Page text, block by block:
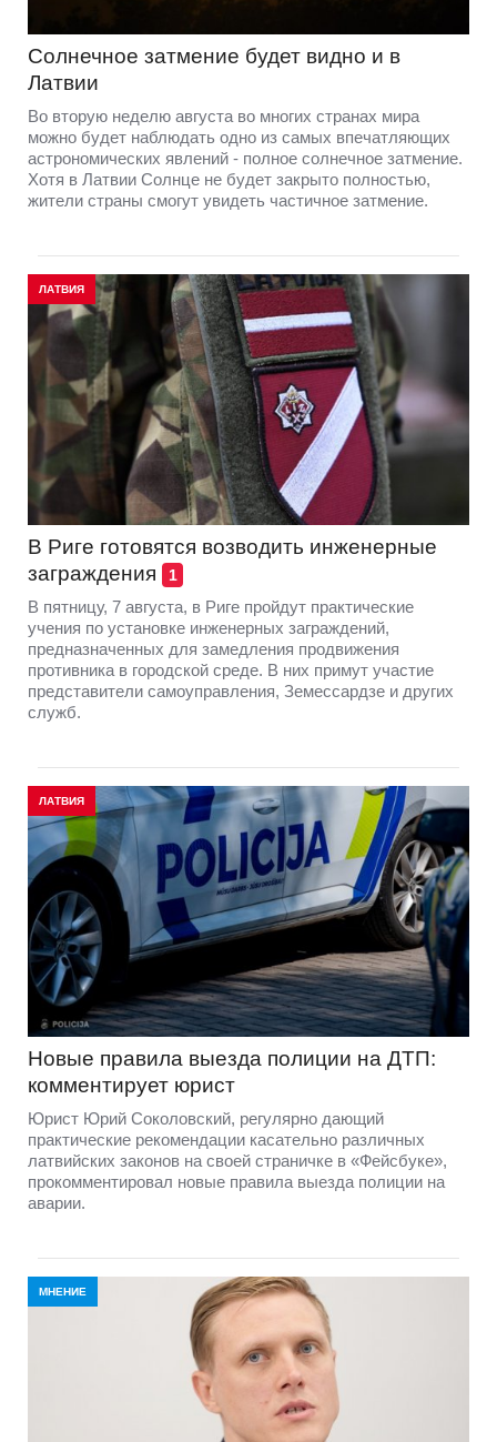
Солнечное затмение будет видно и в
Латвии
Во вторую неделю августа во многих странах мира
можно будет наблюдать одно из самых впечатляющих
астрономических явлений - полное солнечное затмение.
Хотя в Латвии Солнце не будет закрыто полностью,
жители страны смогут увидеть частичное затмение.
ЛАТВИЯ
В Риге готовятся возводить инженерные
заграждения
1
В пятницу, 7 августа, в Риге пройдут практические
учения по установке инженерных заграждений,
предназначенных для замедления продвижения
противника в городской среде. В них примут участие
представители самоуправления, Земессардзе и других
служб.
ЛАТВИЯ
Новые правила выезда полиции на ДТП:
комментирует юрист
Юрист Юрий Соколовский, регулярно дающий
практические рекомендации касательно различных
латвийских законов на своей страничке в «Фейсбуке»,
прокомментировал новые правила выезда полиции на
аварии.
МНЕНИЕ